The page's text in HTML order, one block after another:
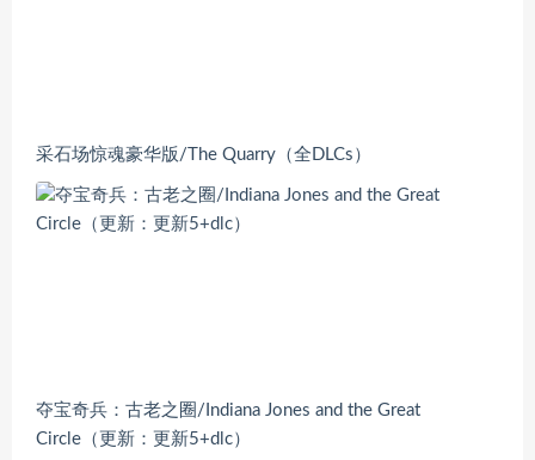
采石场惊魂豪华版/The Quarry（全DLCs）
夺宝奇兵：古老之圈/Indiana Jones and the Great
Circle（更新：更新5+dlc）